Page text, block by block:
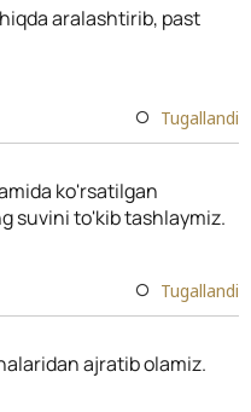
aralashtirib, past
Tugallandi
ko'rsatilgan
suvini to'kib tashlaymiz.
Tugallandi
ajratib olamiz.